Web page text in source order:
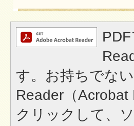
す。お持ちでな
Reader（
クリックして、